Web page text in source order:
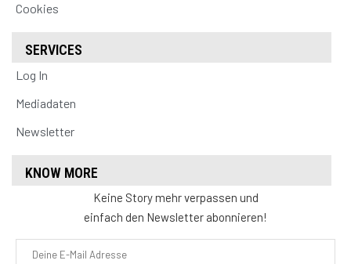
Cookies
SERVICES
Log In
Mediadaten
Newsletter
KNOW MORE
Keine Story mehr verpassen und
einfach den Newsletter abonnieren!